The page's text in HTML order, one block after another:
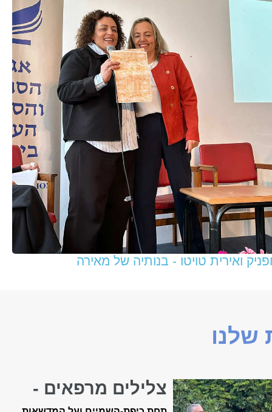
ואירית טויטו - בנותיה של מאירה
שלנו
צלילים מרפאים -
קונצרט האביב ה-18